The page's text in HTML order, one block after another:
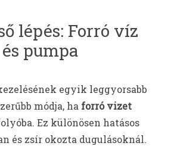
lépés: Forró víz
és pumpa
egyik leggyorsabb
módja, ha forró vizet
Ez különösen hatásos
és zsír okozta dugulásoknál.